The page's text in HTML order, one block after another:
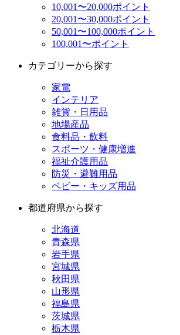
10,001〜20,000ポイント
20,001〜30,000ポイント
50,001〜100,000ポイント
100,001〜ポイント
カテゴリーから探す
家電
インテリア
雑貨・日用品
地場産品
食料品・飲料
スポーツ・健康増進
福祉介護用品
防災・避難用品
ベビー・キッズ用品
都道府県から探す
北海道
青森県
岩手県
宮城県
秋田県
山形県
福島県
茨城県
栃木県